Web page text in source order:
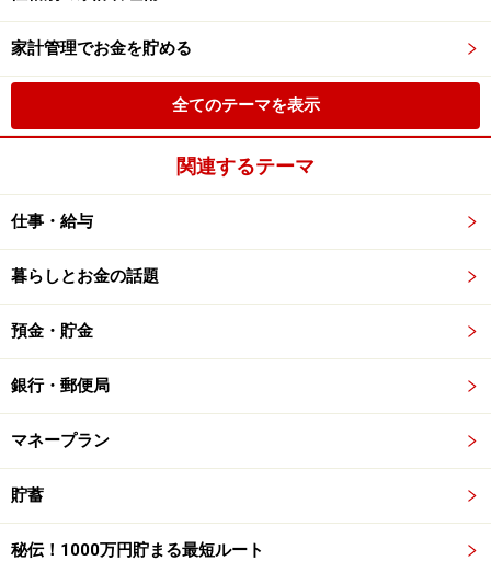
家計管理でお金を貯める
全てのテーマを表示
関連するテーマ
仕事・給与
暮らしとお金の話題
預金・貯金
銀行・郵便局
マネープラン
貯蓄
秘伝！1000万円貯まる最短ルート